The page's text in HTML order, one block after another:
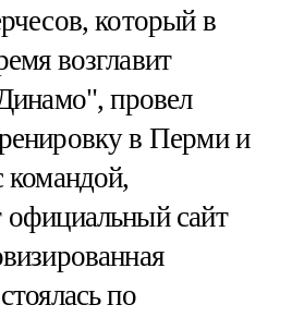
который в
возглавит
провел
в Перми и
командой,
сайт
по